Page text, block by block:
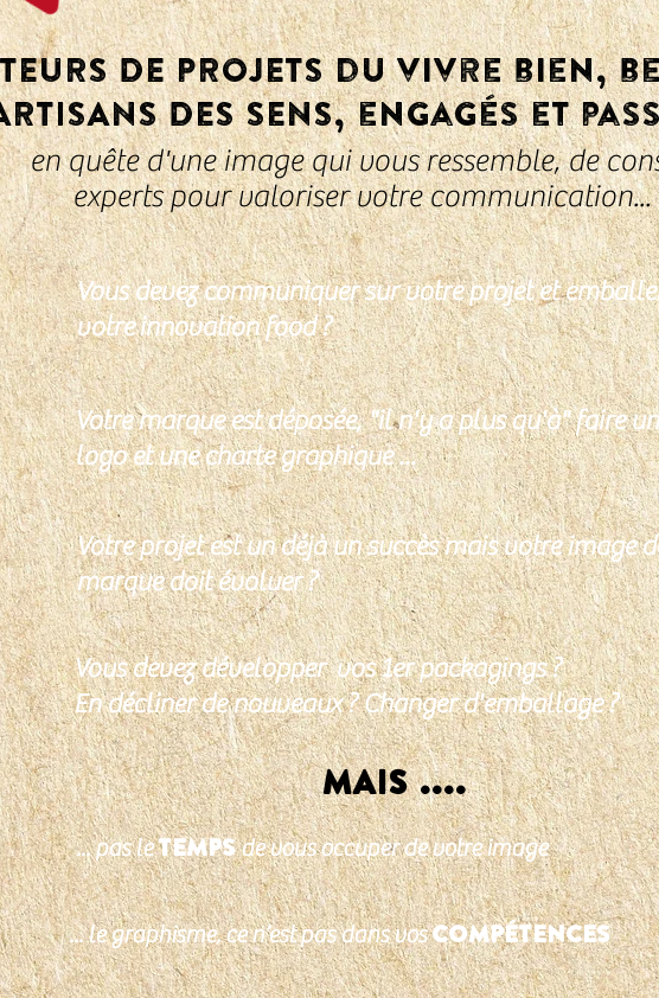
DE PROJETS du vivre bien,
DES SENS, engagés et
en quête d'une image qui vous ressemble, de
experts pour valoriser votre communication...
Vous devez communiquer sur votre projet et
votreinnovation food ?
Votre marque est déposée, "il n'y a plus qu'à" faire un
logo et une charte graphique ...
Votre projet est un déjà un succès mais votre image
marque doit évoluer ?
Vous devez développer vos 1er packagings ?
En décliner de nouveaux ? Changer d'emballage ?
MAIS ....
... pas leTEMPSde vous occuper de votre image
... le graphisme, ce n’est pas dans vosCOMPÉTENCES